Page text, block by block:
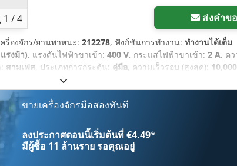
1 /4 ส่งคำขอ
รื่องจักร/ยานพาหนะ: 212278, ฟังก์ชันการทำงาน: ทำงานได้เต็ม
รงม้า), แรงดันไฟฟ้าขาเข้า: 400 V, กระแสไฟฟ้าขาเข้า: 2 A, ค
สามเฟส, ประเภทการกระตุ้น: คู่มือ, ความเร็วรอบ (สูงสุด):
, น้ำหนักรวม:125 กก.
ขายเครื่องจักรมือสองทันที
ลงประกาศตอนนี้เริ่มต้นที่ €4.49*
มีผู้ซื้อ 11 ล้านราย รอคุณอยู่